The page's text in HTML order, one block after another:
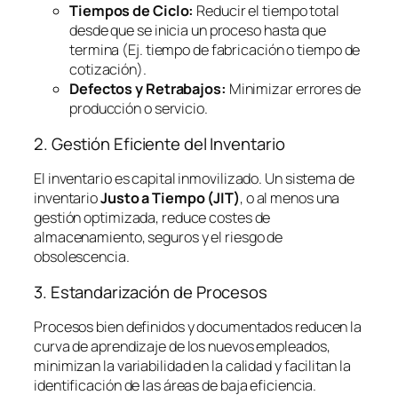
Tiempos de Ciclo: Reducir el tiempo total
desde que se inicia un proceso hasta que
termina (Ej. tiempo de fabricación o tiempo de
cotización).
Defectos y Retrabajos: Minimizar errores de
producción o servicio.
2. Gestión Eficiente del Inventario
El inventario es capital inmovilizado. Un sistema de
inventarioJusto a Tiempo (JIT), o al menos una
gestión optimizada, reduce costes de
almacenamiento, seguros y el riesgo de
obsolescencia.
3. Estandarización de Procesos
Procesos bien definidos y documentados reducen la
curva de aprendizaje de los nuevos empleados,
minimizan la variabilidad en la calidad y facilitan la
identificación de las áreas de baja eficiencia.